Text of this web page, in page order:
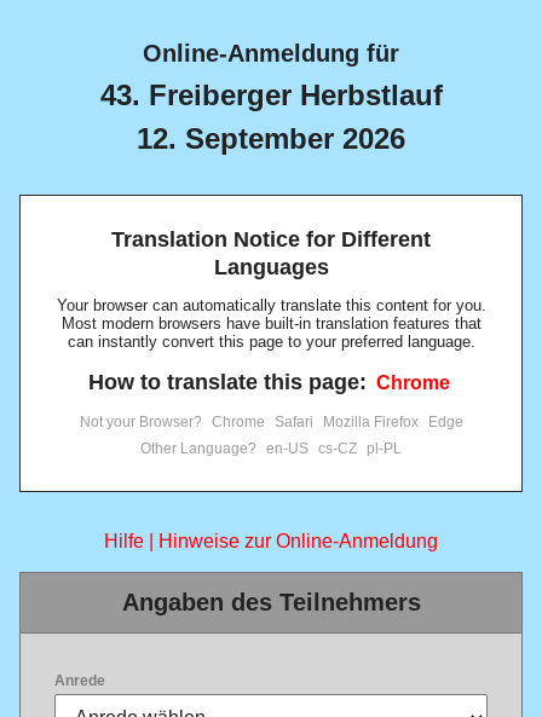
Online-Anmeldung für
43. Freiberger Herbstlauf
12. September 2026
Translation Notice for Different
Languages
Your browser can automatically translate this content for you.
Most modern browsers have built-in translation features that
can instantly convert this page to your preferred language.
How to translate this page: Chrome
Not your Browser? Chrome Safari Mozilla Firefox
Edge
Other Language?
en-US cs-CZ pl-PL
Hilfe | Hinweise zur Online-Anmeldung
Angaben des Teilnehmers
Anrede